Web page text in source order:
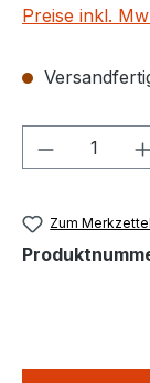
Preise inkl.
Produkt
Zum